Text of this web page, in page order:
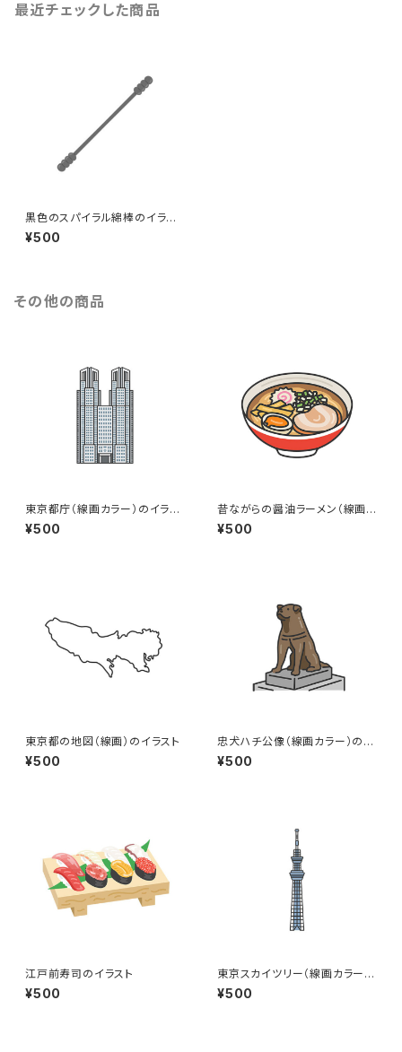
最近チェックした商品
黒色のスパイラル綿棒のイラス
ト
¥500
その他の商品
東京都庁（線画カラー）のイラス
ト
¥500
昔ながらの醤油ラーメン（線画カ
ラー）のイラスト
¥500
東京都の地図（線画）のイラスト
¥500
忠犬ハチ公像（線画カラー）のイ
ラスト
¥500
江戸前寿司のイラスト
¥500
東京スカイツリー（線画カラー）
のイラスト
¥500